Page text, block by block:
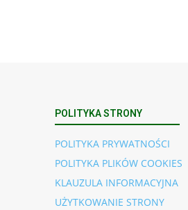
POLITYKA STRONY
POLITYKA PRYWATNOŚCI
POLITYKA PLIKÓW COOKIES
KLAUZULA INFORMACYJNA
UŻYTKOWANIE STRONY